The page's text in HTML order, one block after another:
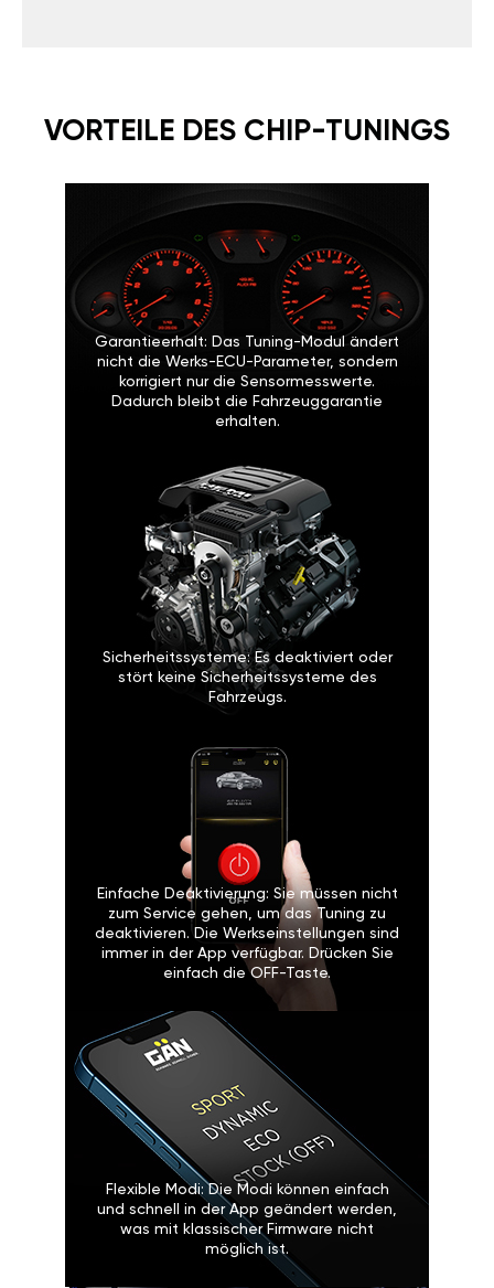
VORTEILE DES CHIP-TUNINGS
Garantieerhalt: Das Tuning-Modul ändert
nicht die Werks-ECU-Parameter, sondern
korrigiert nur die Sensormesswerte.
Dadurch bleibt die Fahrzeuggarantie
erhalten.
Sicherheitssysteme: Es deaktiviert oder
stört keine Sicherheitssysteme des
Fahrzeugs.
Einfache Deaktivierung: Sie müssen nicht
zum Service gehen, um das Tuning zu
deaktivieren. Die Werkseinstellungen sind
immer in der App verfügbar. Drücken Sie
einfach die OFF-Taste.
Flexible Modi: Die Modi können einfach
und schnell in der App geändert werden,
was mit klassischer Firmware nicht
möglich ist.